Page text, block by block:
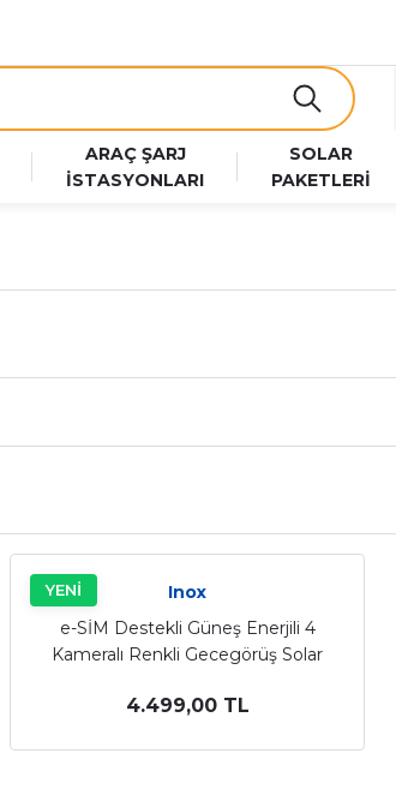
ARAÇ ŞARJ
İSTASYONLARI
SOLAR
PAKETLERİ
YENİ
Inox
e-SİM Destekli Güneş Enerjili 4
Kameralı Renkli Gecegörüş Solar
4.499,00 TL